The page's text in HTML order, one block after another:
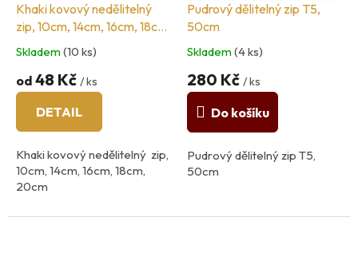
Khaki kovový nedělitelný
zip, 10cm, 14cm, 16cm, 18cm,
20cm
Skladem(10 ks)
od 48 Kč / ks
DETAIL
Khaki kovový nedělitelný zip,
10cm, 14cm, 16cm, 18cm,
20cm
šíři zoubků 3mm
Pudrový dělitelný zip T5,
50cm
Skladem(4 ks)
280 Kč / ks
Do košíku
Pudrový dělitelný zip T5,
50cm